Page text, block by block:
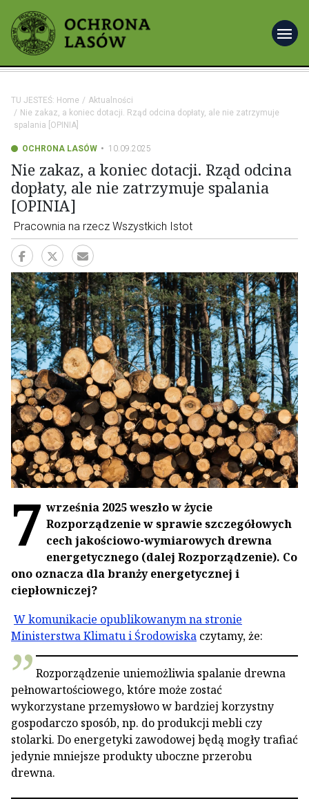
menu
TU JESTEŚ: Home
Aktualności
Nie zakaz, a koniec dotacji. Rząd odcina dopłaty, ale nie zatrzymuje
spalania [OPINIA]
OCHRONA LASÓW 10.09.2025
Nie zakaz, a koniec dotacji. Rząd odcina
dopłaty, ale nie zatrzymuje spalania
[OPINIA]
Pracownia na rzecz Wszystkich Istot
7 września 2025 weszło w życie
Rozporządzenie w sprawie szczegółowych
cech jakościowo-wymiarowych drewna
energetycznego (dalej Rozporządzenie). Co
ono oznacza dla branży energetycznej i
ciepłowniczej?
W komunikacie opublikowanym na stronie
Ministerstwa Klimatu i Środowiska czytamy, że:
Rozporządzenie uniemożliwia spalanie drewna
pełnowartościowego, które może zostać
wykorzystane przemysłowo w bardziej korzystny
gospodarczo sposób, np. do produkcji mebli czy
stolarki. Do energetyki zawodowej będą mogły trafiać
jedynie mniejsze produkty uboczne przerobu
drewna.